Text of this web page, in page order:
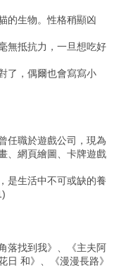
的生物。性格稍顯凶
無抵抗力，一旦想吃好
了，偶爾也會寫寫小
任職於遊戲公司，現為
、網頁繪圖、卡牌遊戲
是生活中不可或缺的養
落找到我》、《主夫阿
日 和》、《漫漫長路》